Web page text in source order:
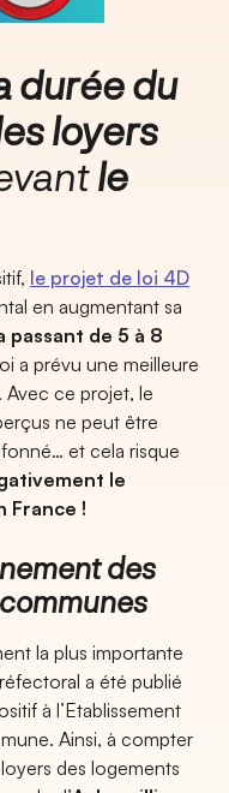
durée du
loyers
le
le projet de loi 4D
en augmentant sa
passant de 5 à 8
a prévu une meilleure
ce projet, le
ne peut être
et cela risque
le
France !
des
la plus importante
a été publié
à l’Etablissement
Ainsi, à compter
des logements